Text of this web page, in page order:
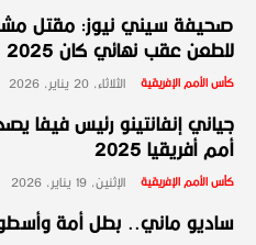
صحيفة سيني نيوز: مقتل
للطعن عقب نهائي كان 2025
كأس الأمم الإفريقية الثلاثاء، 20 يناير، 2026
جياني إنفانتينو رئيس فيفا
أمم أفريقيا 2025
كأس الأمم الإفريقية الإثنين، 19 يناير، 2026
ساديو ماني.. بطل أمة